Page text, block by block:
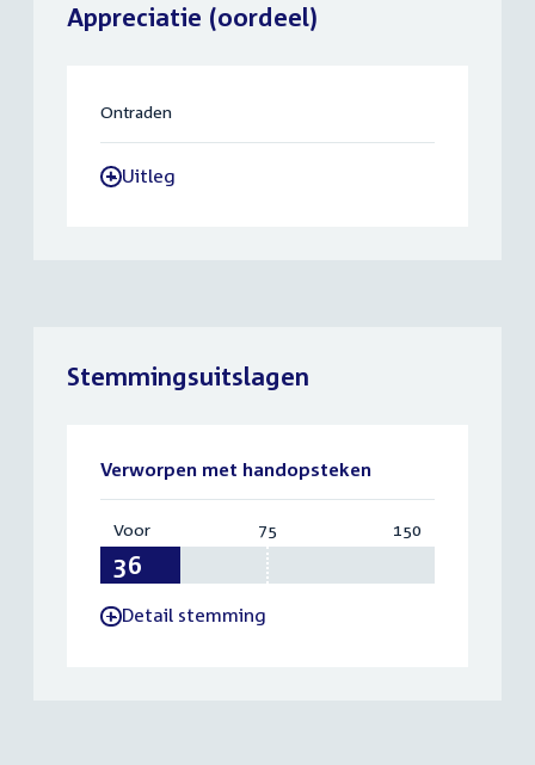
Appreciatie (oordeel)
Ontraden
-Uitleg
Stemmingsuitslagen
Verworpen met handopsteken
Voor:
75 150
-Detail stemming